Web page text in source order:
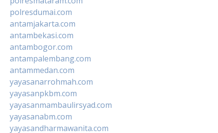
polresdumai.com
antamjakarta.com
antambekasi.com
antambogor.com
antampalembang.com
antammedan.com
yayasanarrohmah.com
yayasanpkbm.com
yayasanmambaulirsyad.com
yayasanabm.com
yayasandharmawanita.com